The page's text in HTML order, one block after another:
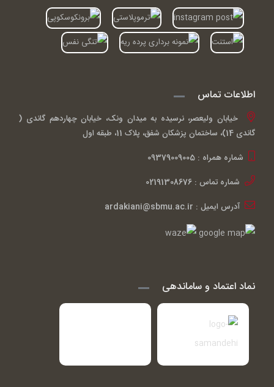
اطلاعات تماس
خیابان ولیعصر، نرسیده به میدان ونک، خیابان چهاردهم گاندی (
گاندی 14)، ساختمان پزشکان شفق، پلاک 11، طبقه اول
شماره همراه : 09379009005
شماره تماس : 02191308676
آدرس ایمیل : ardakiani@sbmu.ac.ir
نماد اعتماد و ساماندهی